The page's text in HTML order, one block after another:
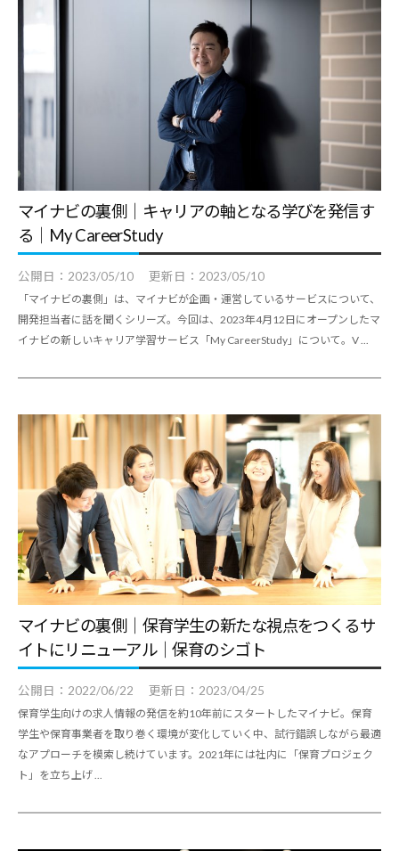
マイナビの裏側｜キャリアの軸となる学びを発信す
る｜My CareerStudy
公開日： 2023/05/10 更新日： 2023/05/10
「マイナビの裏側」は、マイナビが企画・運営しているサービスについて、
開発担当者に話を聞くシリーズ。今回は、2023年4月12日にオープンしたマ
イナビの新しいキャリア学習サービス「My CareerStudy」について。V ...
マイナビの裏側｜保育学生の新たな視点をつくるサ
イトにリニューアル｜保育のシゴト
公開日： 2022/06/22 更新日： 2023/04/25
保育学生向けの求人情報の発信を約10年前にスタートしたマイナビ。保育
学生や保育事業者を取り巻く環境が変化していく中、試行錯誤しながら最適
なアプローチを模索し続けています。2021年には社内に「保育プロジェク
ト」を立ち上げ ...